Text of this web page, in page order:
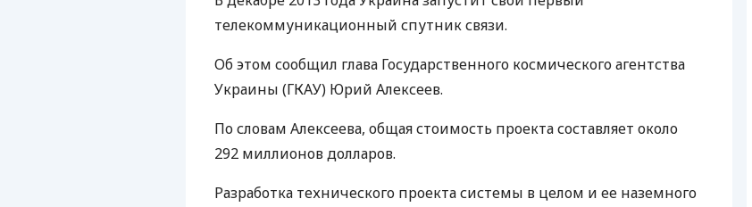
телекоммуникационный спутник связи.
Об этом сообщил глава Государственного космического агентства
Украины (ГКАУ) Юрий Алексеев.
По словам Алексеева, общая стоимость проекта составляет около
292 миллионов долларов.
Разработка технического проекта системы в целом и ее наземного